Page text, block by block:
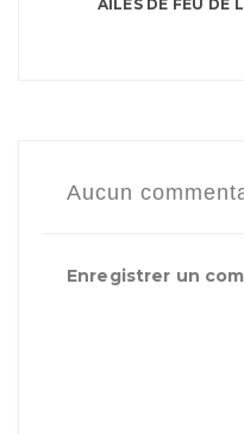
AILES DE FEU DE
Aucun
Enregistrer un